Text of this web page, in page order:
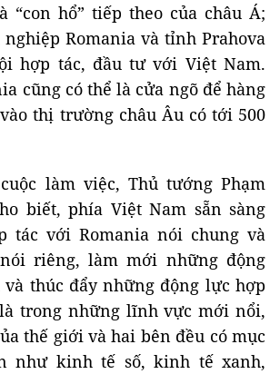
“con hổ” tiếp theo của châu Á;
Romania và tỉnh Prahova
hợp tác, đầu tư với Việt Nam.
cũng có thể là cửa ngõ để hàng
thị trường châu Âu có tới 500
làm việc, Thủ tướng Phạm
biết, phía Việt Nam sẵn sàng
tác với Romania nói chung và
riêng, làm mới những động
thúc đẩy những động lực hợp
trong những lĩnh vực mới nổi,
thế giới và hai bên đều có mục
như kinh tế số, kinh tế xanh,